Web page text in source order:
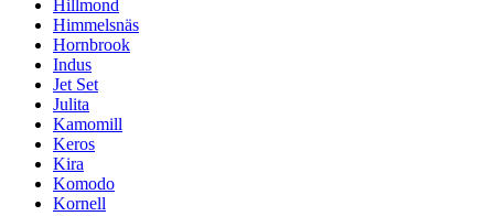
Hillmond
Himmelsnäs
Hornbrook
Indus
Jet Set
Julita
Kamomill
Keros
Kira
Komodo
Kornell